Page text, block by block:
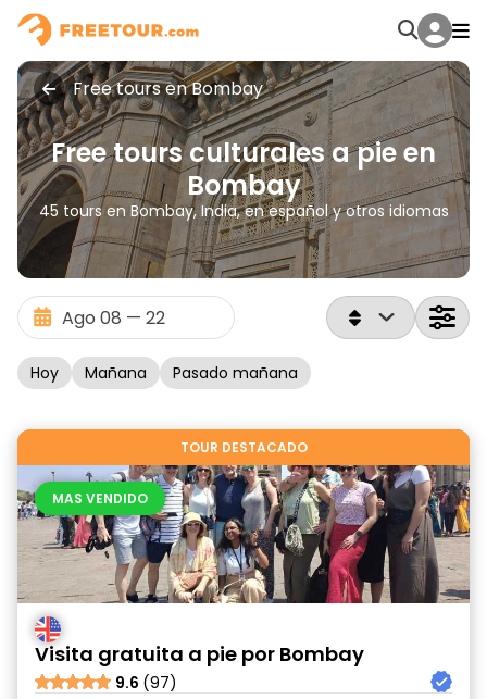
Free tours en Bombay
Free tours culturales a pie en
Bombay
45 tours en Bombay, India, en español y otros idiomas
Hoy Mañana Pasado mañana
TOUR DESTACADO
MAS VENDIDO
Visita gratuita a pie por Bombay
9.6 (97)